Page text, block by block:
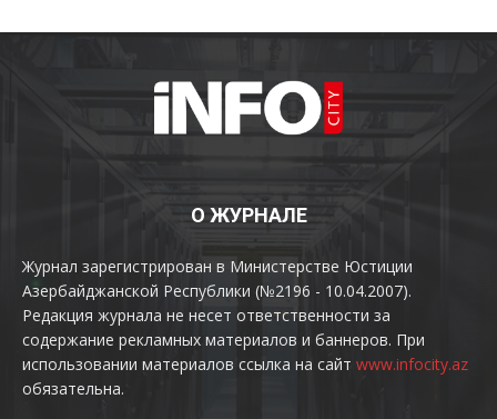
О ЖУРНАЛЕ
Журнал зарегистрирован в Министерстве Юстиции
Азербайджанской Республики (№2196 - 10.04.2007).
Редакция журнала не несет ответственности за
содержание рекламных материалов и баннеров. При
использовании материалов ссылка на сайт www.infocity.az
обязательна.